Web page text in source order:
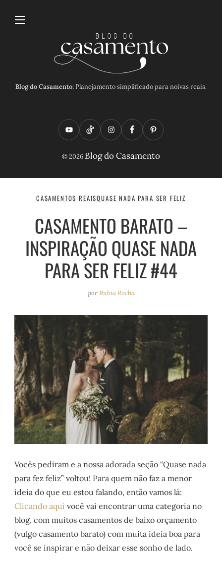
Blog do Casamento:Planejamento simplificado para noivas reais.
Y
o
t
u
e
T
i
t
o
I
n
t
a
a
m
F
a
e
b
o
k
P
i
t
e
e
s
t
© 2026 Blog do Casamento
CASAMENTOS REAISQUASE NADA PARA SER FELIZ
CASAMENTO BARATO –
INSPIRAÇÃO QUASE NADA
PARA SER FELIZ #44
porRubia Rocha
Vocês pediram e a nossa adorada seção “Quase nada
para fez feliz” voltou! Para quem não faz a menor
ideia do que eu estou falando, então vamos lá:
Clicando aquivocê vai encontrar uma categoria no
blog, com muitos casamentos de baixo orçamento
(vulgo casamento barato) com muita ideia boa para
você se inspirar e não deixar esse sonho de lado.